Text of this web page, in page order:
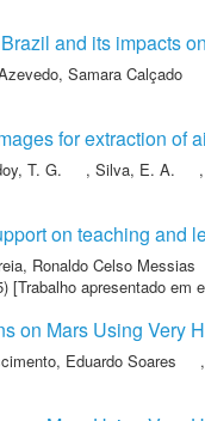
and its impacts
Samara Calçado
for extraction of
T. G. , Silva, E. A. ,
on teaching and
Ronaldo Celso Messias
[Trabalho apresentado em
on Mars Using Very
Eduardo Soares ,